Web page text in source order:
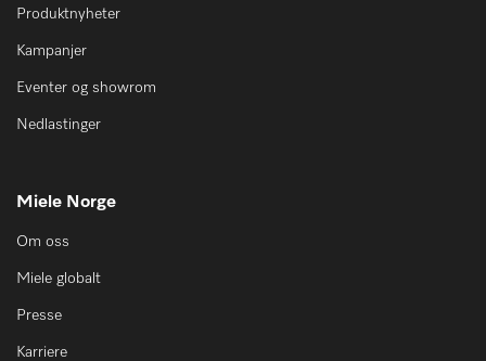
Produktnyheter
Kampanjer
Eventer og showrom
Nedlastinger
Miele Norge
Om oss
Miele globalt
Presse
Karriere